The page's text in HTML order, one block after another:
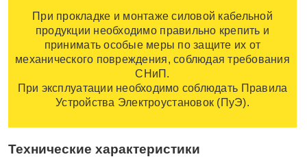
При прокладке и монтаже силовой кабельной
продукции необходимо правильно крепить и
принимать особые меры по защите их от
механического повреждения, соблюдая требования
СНиП.
При эксплуатации необходимо соблюдать Правила
Устройства Электроустановок (ПуЭ).
Технические характеристики